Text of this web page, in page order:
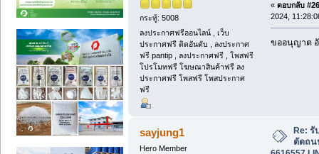
กระทู้: 5008
ลงประกาศฟรีออนไลน์ , เว็บ
ประกาศฟรี ติดอันดับ , ลงประกาศ
ฟรี pantip , ลงประกาศฟรี , โพสฟรี
โปรโมทฟรี โฆษณาสินค้าฟรี ลง
ประกาศฟรี โพสฟรี โพสประกาศ
ฟรี
« ตอบกลับ
2024,
ขออนุญาต
sayjung1
Hero Member
Re: รั
ตัดถน